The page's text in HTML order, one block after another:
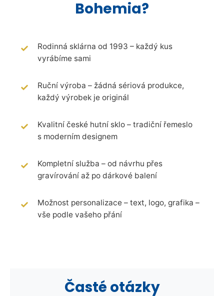
Bohemia?
Rodinná sklárna od 1993 – každý kus
vyrábíme sami
Ruční výroba – žádná sériová produkce,
každý výrobek je originál
Kvalitní české hutní sklo – tradiční řemeslo
s moderním designem
Kompletní služba – od návrhu přes
gravírování až po dárkové balení
Možnost personalizace – text, logo, grafika –
vše podle vašeho přání
Časté otázky